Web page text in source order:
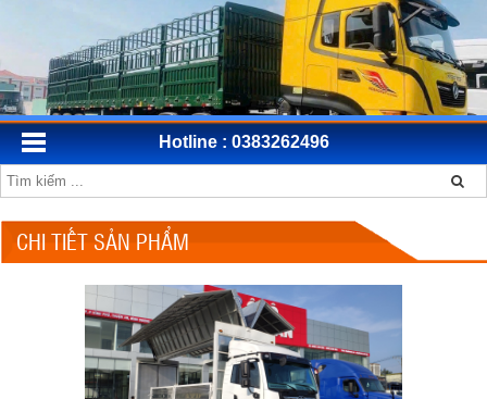
Hotline : 0383262496
CHI TIẾT SẢN PHẨM